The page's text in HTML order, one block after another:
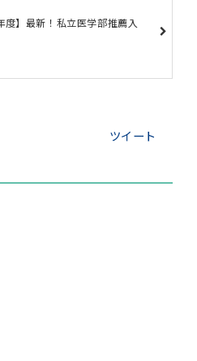
度】最新！私立医学部推薦入
ツイート